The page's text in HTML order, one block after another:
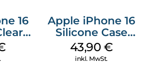
16
Apple iPhone 16
Silicone Case
MagSafe Plum
43,90 €
inkl. MwSt.